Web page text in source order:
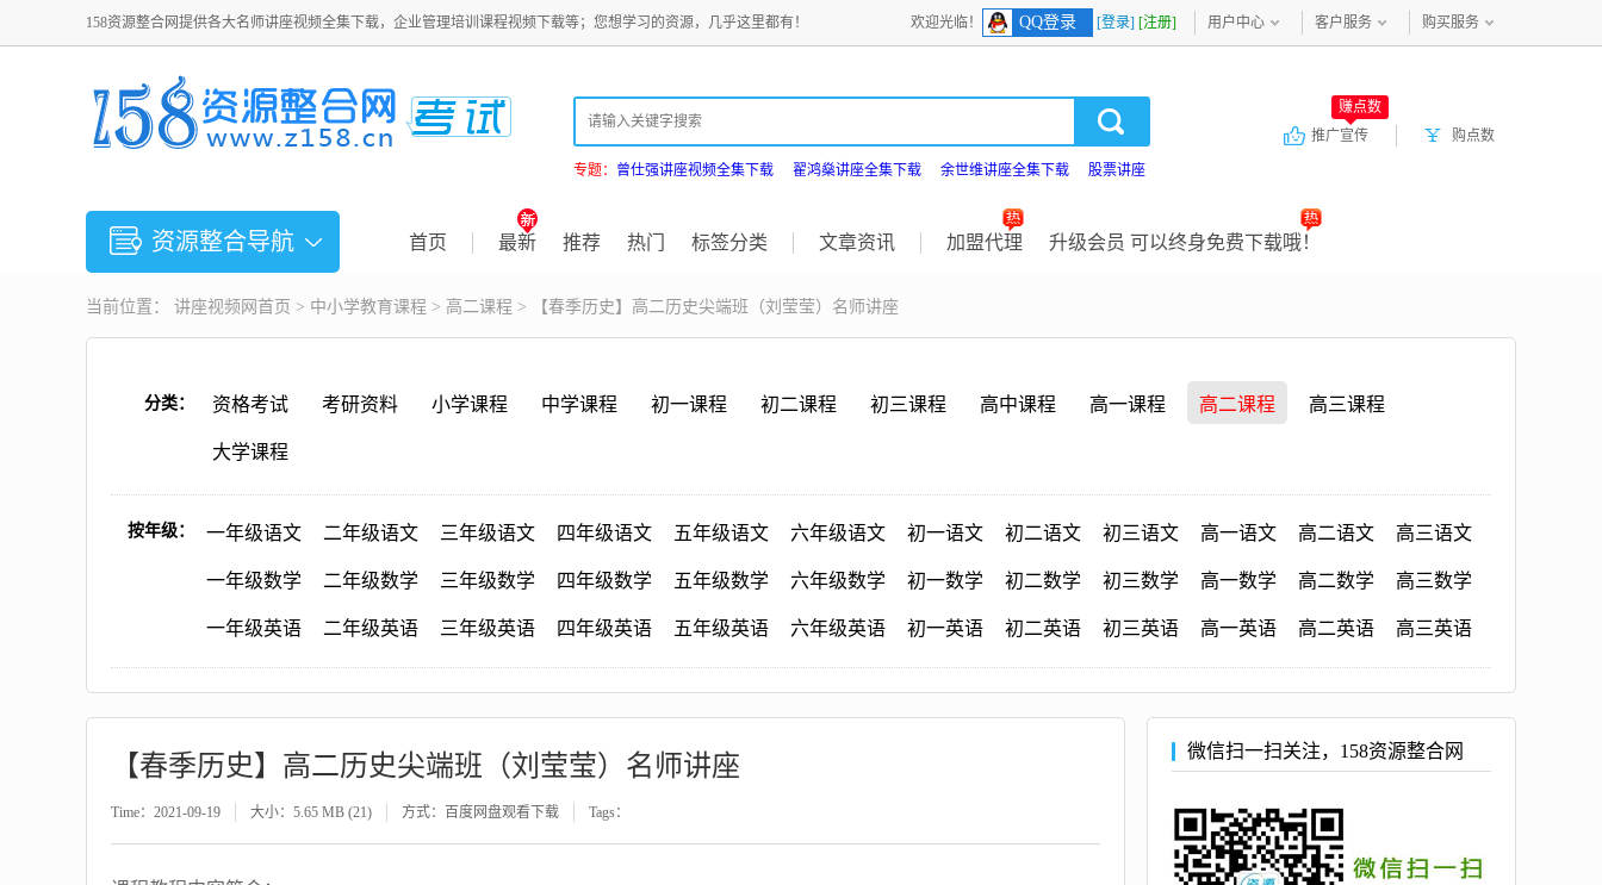
158资源整合网提供各大名师讲座视频全集下载，企业管理培训课程视频下载等；您想学习的资源，几乎这里都有！ 欢迎光临！ QQ登录 [登录] [注册] 用户中心 客户服务 购买服务
专题： 曾仕强讲座视频全集下载 翟鸿燊讲座全集下载 余世维讲座全集下载 股票讲座
购点数
推广宣传
赚点数
资源整合导航 首页 最新 推荐 热门 标签分类 文章资讯 加盟代理 升级会员 可以终身免费下载哦！
当前位置： 讲座视频 网首页 > 中小学教育课程 > 高二课程 > 【春季历史】高二历史尖端班（刘莹莹）名师讲座
分类： 资格考试 考研资料 小学课程 中学课程 初一课程 初二课程 初三课程 高中课程 高一课程 高二课程 高三课程
大学课程
按年级： 一年级语文 二年级语文 三年级语文 四年级语文 五年级语文 六年级语文 初一语文 初二语文 初三语文 高一语文 高二语文 高三语文
一年级数学 二年级数学 三年级数学 四年级数学 五年级数学 六年级数学 初一数学 初二数学 初三数学 高一数学 高二数学 高三数学
一年级英语 二年级英语 三年级英语 四年级英语 五年级英语 六年级英语 初一英语 初二英语 初三英语 高一英语 高二英语 高三英语
【春季历史】高二历史尖端班（刘莹莹）名师讲座
Time：2021-09-19 大小：5.65 MB (21) 方式：百度网盘观看下载 Tags：
微信扫一扫关注，158资源整合网